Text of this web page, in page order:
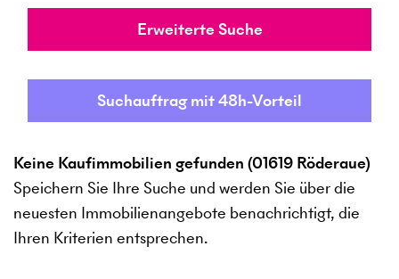
Erweiterte Suche
Suchauftrag mit 48h-Vorteil
Keine Kaufimmobilien gefunden (01619 Röderaue)
Speichern Sie Ihre Suche und werden Sie über die
neuesten Immobilienangebote benachrichtigt, die
Ihren Kriterien entsprechen.